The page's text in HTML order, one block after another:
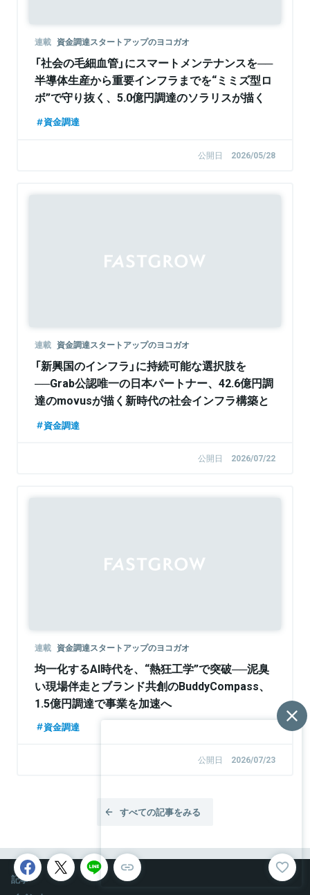
連載 資金調達スタートアップのヨコガオ
「社会の毛細血管」にスマートメンテナンスを──
半導体生産から重要インフラまでを“ミミズ型ロ
ボ”で守り抜く、5.0億円調達のソラリスが描く
「予防保全」のグローバル標準とは
資金調達
公開日 2026/05/28
連載 資金調達スタートアップのヨコガオ
「新興国のインフラ」に持続可能な選択肢を
──Grab公認唯一の日本パートナー、42.6億円調
達のmovusが描く新時代の社会インフラ構築と
資金調達
公開日 2026/07/22
連載 資金調達スタートアップのヨコガオ
均一化するAI時代を、“熱狂工学”で突破──泥臭
い現場伴走とブランド共創のBuddyCompass、
1.5億円調達で事業を加速へ
資金調達
公開日 2026/07/23
すべての記事をみる
記事